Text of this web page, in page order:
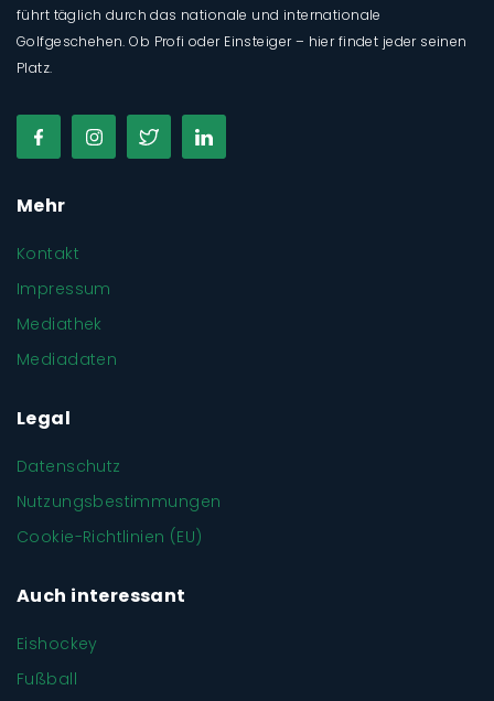
führt täglich durch das nationale und internationale
Golfgeschehen. Ob Profi oder Einsteiger – hier findet jeder seinen
Platz.
Mehr
Kontakt
Impressum
Mediathek
Mediadaten
Legal
Datenschutz
Nutzungsbestimmungen
Cookie-Richtlinien (EU)
Auch interessant
Eishockey
Fußball